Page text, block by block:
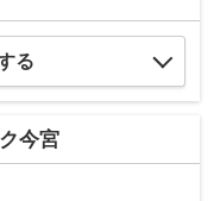
る
今宮